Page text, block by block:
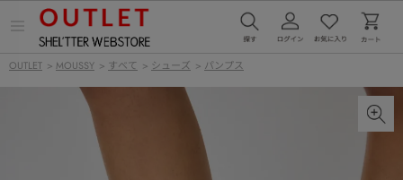
ー
OUTLET > MOUSSY > すべて > シューズ > パンプス